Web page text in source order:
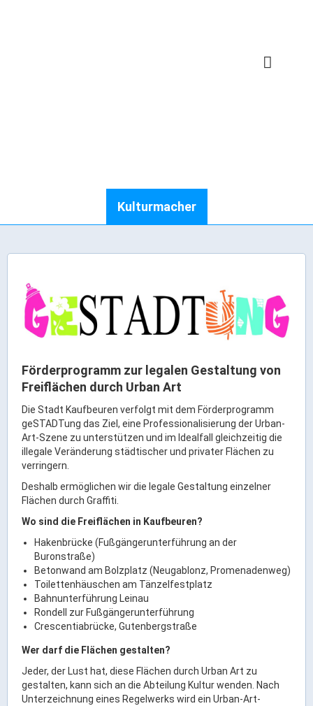
Wo erledige ich was
Rathaus Digital
Öffnungszeiten / Terminvereinbarung
Kontakt
Wetter & Unwetter
Internet Portale
Kaufbeuren Maps
Stadtrat & Verwaltung
Oberbürgermeister
Bürgermeister / Bürgermeisterin
Stadtrat & Sitzungen
Beauftragte des Stadtrats
Abteilungen & Sachgebiete
Ortsrecht & Bekanntmachungen
Bauleitplanung & Stadtentwicklung
Stellenangebote
Haushaltsplan
Kulturmacher
Förderprogramm zur legalen Gestaltung von
Freiflächen durch Urban Art
Die Stadt Kaufbeuren verfolgt mit dem Förderprogramm
geSTADTung das Ziel, eine Professionalisierung der Urban-
Art-Szene zu unterstützen und im Idealfall gleichzeitig die
illegale Veränderung städtischer und privater Flächen zu
verringern.
Deshalb ermöglichen wir die legale Gestaltung einzelner
Flächen durch Graffiti.
Wo sind die Freiflächen in Kaufbeuren?
Hakenbrücke (Fußgängerunterführung an der
Buronstraße)
Betonwand am Bolzplatz (Neugablonz, Promenadenweg)
Toilettenhäuschen am Tänzelfestplatz
Bahnunterführung Leinau
Rondell zur Fußgängerunterführung
Crescentiabrücke, Gutenbergstraße
Wer darf die Flächen gestalten?
Jeder, der Lust hat, diese Flächen durch Urban Art zu
gestalten, kann sich an die Abteilung Kultur wenden. Nach
Unterzeichnung eines Regelwerks wird ein Urban-Art-